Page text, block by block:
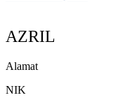
AZRIL
Alamat
NIK